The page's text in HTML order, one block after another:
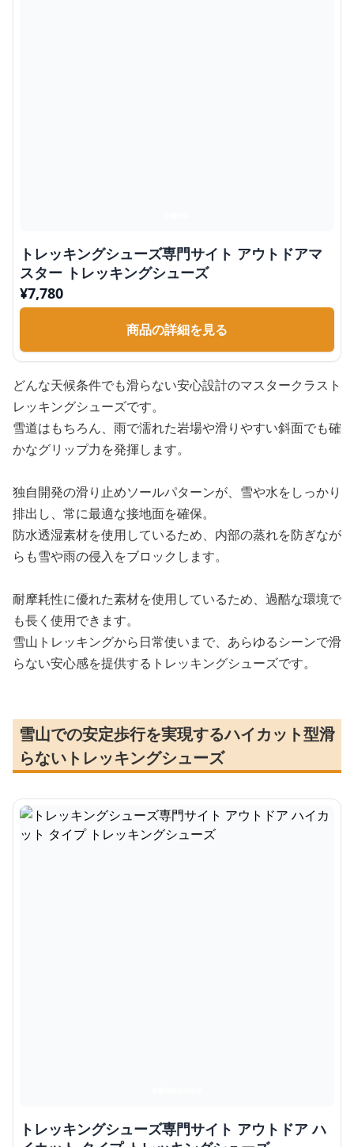
トレッキングシューズ専門サイト アウトドアマ
スター トレッキングシューズ
¥7,780
商品の詳細を見る
どんな天候条件でも滑らない安心設計のマスタークラスト
レッキングシューズです。
雪道はもちろん、雨で濡れた岩場や滑りやすい斜面でも確
かなグリップ力を発揮します。
独自開発の滑り止めソールパターンが、雪や水をしっかり
排出し、常に最適な接地面を確保。
防水透湿素材を使用しているため、内部の蒸れを防ぎなが
らも雪や雨の侵入をブロックします。
耐摩耗性に優れた素材を使用しているため、過酷な環境で
も長く使用できます。
雪山トレッキングから日常使いまで、あらゆるシーンで滑
らない安心感を提供するトレッキングシューズです。
雪山での安定歩行を実現するハイカット型滑
らないトレッキングシューズ
トレッキングシューズ専門サイト アウトドア ハ